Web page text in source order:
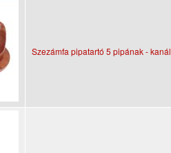
Szezámfa pipatartó 5 pipának - kanál